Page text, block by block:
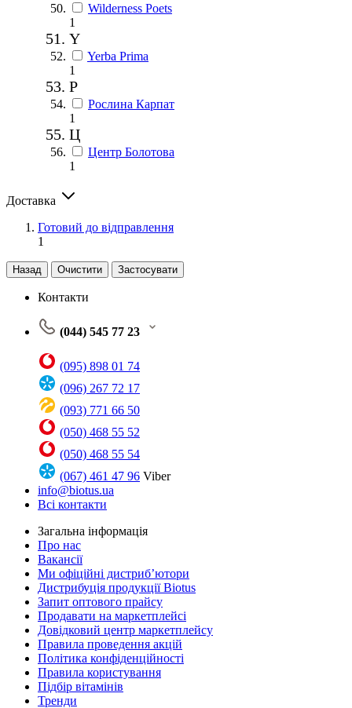
Wilderness Poets
1
Y
Yerba Prima
1
Р
Рослина Карпат
1
Ц
Центр Болотова
1
Доставка
Готовий до відправлення
1
Назад Очистити Застосувати
Контакти
(044) 545 77 23
(095) 898 01 74
(096) 267 72 17
(093) 771 66 50
(050) 468 55 52
(050) 468 55 54
(067) 461 47 96 Viber
info@biotus.ua
Всі контакти
Загальна інформація
Про нас
Вакансії
Ми офіційні дистриб’ютори
Дистрибуція продукції Biotus
Запит оптового прайсу
Продавати на маркетплейсі
Довідковий центр маркетплейсу
Правила проведення акцій
Політика конфіденційності
Правила користування
Підбір вітамінів
Тренди